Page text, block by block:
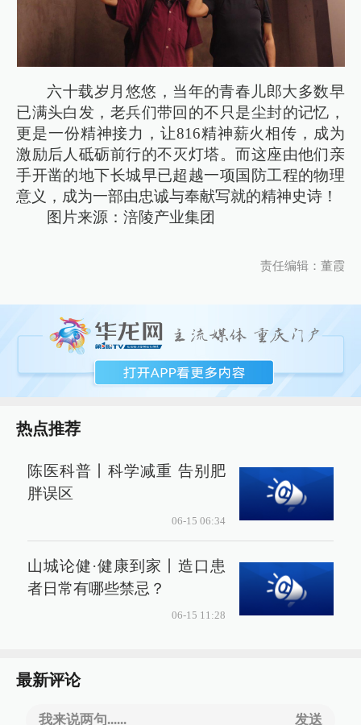
六十载岁月悠悠，当年的青春儿郎大多数早
已满头白发，老兵们带回的不只是尘封的记忆，
更是一份精神接力，让816精神薪火相传，成为
激励后人砥砺前行的不灭灯塔。而这座由他们亲
手开凿的地下长城早已超越一项国防工程的物理
意义，成为一部由忠诚与奉献写就的精神史诗！
图片来源：涪陵产业集团
责任编辑：董霞
热点推荐
陈医科普丨科学减重 告别肥
胖误区
06-15 06:34
山城论健·健康到家丨造口患
者日常有哪些禁忌？
06-15 11:28
最新评论
我来说两句...... 发送